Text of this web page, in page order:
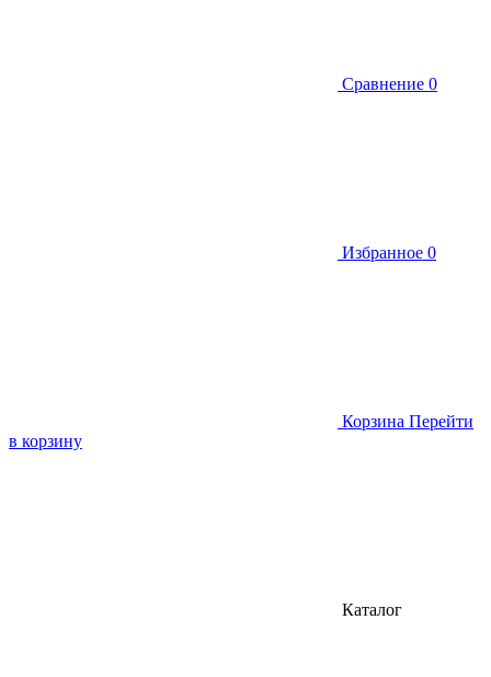
Сравнение 0
Избранное 0
Корзина Перейти
в корзину
Каталог